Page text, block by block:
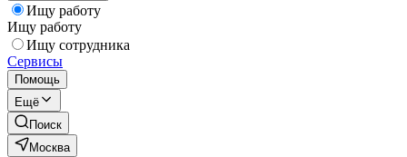
Ищу работу
Ищу работу
Ищу сотрудника
Сервисы
Помощь
Ещё
Поиск
Москва